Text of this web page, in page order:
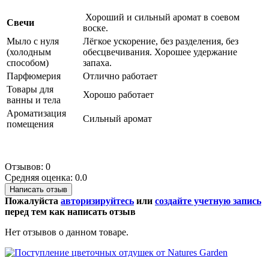
Свечи
Хороший и сильный аромат в соевом
воске.
Мыло с нуля
(холодным
способом)
Лёгкое ускорение, без разделения, без
обесцвечивания. Хорошее удержание
запаха.
Парфюмерия
Отлично работает
Товары для
ванны и тела
Хорошо работает
Ароматизация
помещения
Сильный аромат
Отзывов: 0
Средняя оценка: 0.0
Написать отзыв
Пожалуйста авторизируйтесь или создайте учетную запись
перед тем как написать отзыв
Нет отзывов о данном товаре.